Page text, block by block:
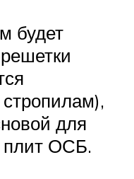
будет
для
плит ОСБ.